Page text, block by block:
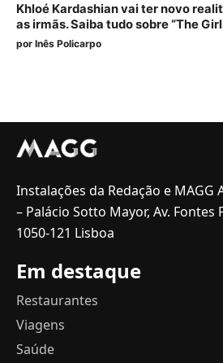
Khloé Kardashian vai ter novo
as irmãs. Saiba tudo sobre “The
por Inês Policarpo
Instalações da Redação e MAGG
– Palácio Sotto Mayor, Av. Fontes
1050-121 Lisboa
Em destaque
Restaurantes
Viagens
Saúde